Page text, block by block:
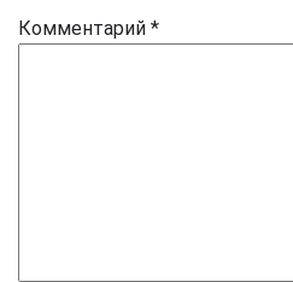
Комментарий *